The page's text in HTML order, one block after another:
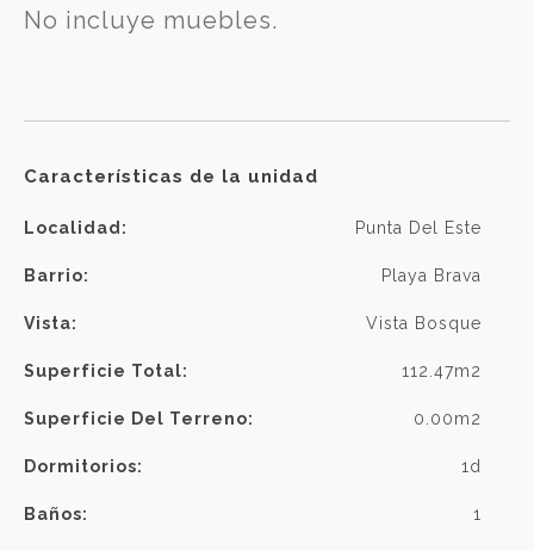
No incluye muebles.
Características de la unidad
Localidad: Punta Del Este
Barrio: Playa Brava
Vista: Vista Bosque
Superficie Total: 112.47m2
Superficie Del Terreno: 0.00m2
Dormitorios: 1d
Baños: 1